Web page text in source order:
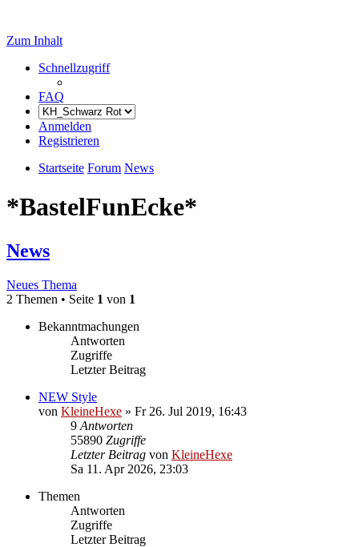
Zum Inhalt
Schnellzugriff
FAQ
Anmelden
Registrieren
Startseite Forum News
*BastelFunEcke*
News
Neues Thema
2 Themen • Seite 1 von 1
Bekanntmachungen
Antworten
Zugriffe
Letzter Beitrag
NEW Style
von KleineHexe » Fr 26. Jul 2019, 16:43
9 Antworten
55890 Zugriffe
Letzter Beitrag von KleineHexe
Sa 11. Apr 2026, 23:03
Themen
Antworten
Zugriffe
Letzter Beitrag